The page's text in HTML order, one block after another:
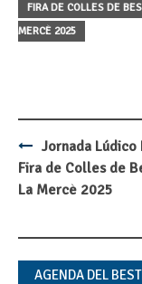
FIRA DE COLLES DE
MERCÈ 2025
Post
navigation
Jornada
Fira de Colles de
La Mercè 2025
AGENDA DEL